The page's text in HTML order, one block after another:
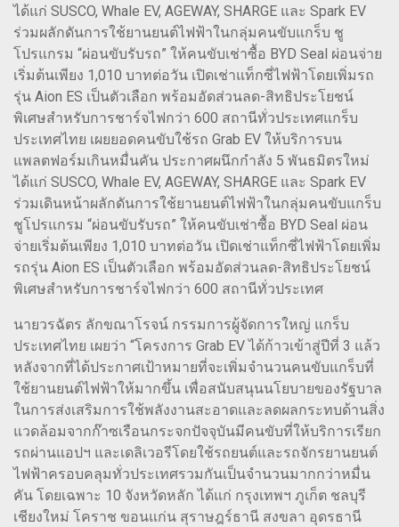
ได้แก่ SUSCO, Whale EV, AGEWAY, SHARGE และ Spark EV
ร่วมผลักดันการใช้ยานยนต์ไฟฟ้าในกลุ่มคนขับแกร็บ ชู
โปรแกรม “ผ่อนขับรับรถ” ให้คนขับเช่าซื้อ BYD Seal ผ่อนจ่าย
เริ่มต้นเพียง 1,010 บาทต่อวัน เปิดเช่าแท็กซี่ไฟฟ้าโดยเพิ่มรถ
รุ่น Aion ES เป็นตัวเลือก พร้อมอัดส่วนลด-สิทธิประโยชน์
พิเศษสำหรับการชาร์จไฟกว่า 600 สถานีทั่วประเทศแกร็บ
ประเทศไทย เผยยอดคนขับใช้รถ Grab EV ให้บริการบน
แพลตฟอร์มเกินหมื่นคัน ประกาศผนึกกำลัง 5 พันธมิตรใหม่
ได้แก่ SUSCO, Whale EV, AGEWAY, SHARGE และ Spark EV
ร่วมเดินหน้าผลักดันการใช้ยานยนต์ไฟฟ้าในกลุ่มคนขับแกร็บ
ชูโปรแกรม “ผ่อนขับรับรถ” ให้คนขับเช่าซื้อ BYD Seal ผ่อน
จ่ายเริ่มต้นเพียง 1,010 บาทต่อวัน เปิดเช่าแท็กซี่ไฟฟ้าโดยเพิ่ม
รถรุ่น Aion ES เป็นตัวเลือก พร้อมอัดส่วนลด-สิทธิประโยชน์
พิเศษสำหรับการชาร์จไฟกว่า 600 สถานีทั่วประเทศ
นายวรฉัตร ลักขณาโรจน์ กรรมการผู้จัดการใหญ่ แกร็บ
ประเทศไทย เผยว่า “โครงการ Grab EV ได้ก้าวเข้าสู่ปีที่ 3 แล้ว
หลังจากที่ได้ประกาศเป้าหมายที่จะเพิ่มจำนวนคนขับแกร็บที่
ใช้ยานยนต์ไฟฟ้าให้มากขึ้น เพื่อสนับสนุนนโยบายของรัฐบาล
ในการส่งเสริมการใช้พลังงานสะอาดและลดผลกระทบด้านสิ่ง
แวดล้อมจากก๊าซเรือนกระจกปัจจุบันมีคนขับที่ให้บริการเรียก
รถผ่านแอปฯ และเดลิเวอรีโดยใช้รถยนต์และรถจักรยานยนต์
ไฟฟ้าครอบคลุมทั่วประเทศรวมกันเป็นจำนวนมากกว่าหมื่น
คัน โดยเฉพาะ 10 จังหวัดหลัก ได้แก่ กรุงเทพฯ ภูเก็ต ชลบุรี
เชียงใหม่ โคราช ขอนแก่น สุราษฎร์ธานี สงขลา อุดรธานี